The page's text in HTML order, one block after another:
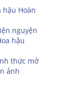
hậu Hoàn
nguyện
hậu
thức mở
ảnh